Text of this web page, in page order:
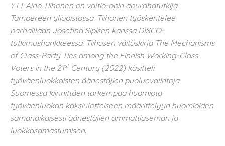
YTT Aino Tiihonen on valtio-opin apurahatutkija
Tampereen yliopistossa. Tiihonen työskentelee
parhaillaan Josefina Sipisen kanssa DISCO-
tutkimushankkeessa. Tiihosen väitöskirja The Mechanisms
of Class-Party Ties among the Finnish Working-Class
Voters in the 21stCentury (2022) käsitteli
työväenluokkaisten äänestäjien puoluevalintoja
Suomessa kiinnittäen tarkempaa huomiota
työväenluokan kaksiulotteiseen määrittelyyn huomioiden
samanaikaisesti äänestäjien ammattiaseman ja
luokkasamastumisen.